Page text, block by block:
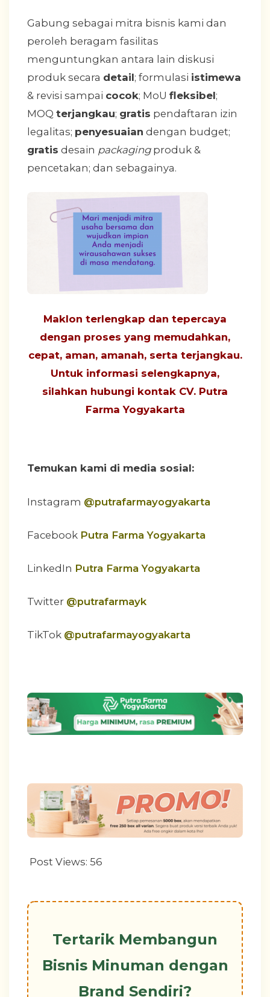
Gabung sebagai mitra bisnis kami dan
peroleh beragam fasilitas
menguntungkan antara lain diskusi
produk secara detail; formulasi istimewa
& revisi sampai cocok; MoU fleksibel;
MOQ terjangkau; gratis pendaftaran izin
legalitas; penyesuaian dengan budget;
gratis desain packagingproduk &
pencetakan; dan sebagainya.
Maklon terlengkap dan tepercaya
dengan proses yang memudahkan,
cepat, aman, amanah, serta terjangkau.
Untuk informasi selengkapnya,
silahkan hubungi kontak CV. Putra
Farma Yogyakarta
Temukan kami di media sosial:
Instagram @putrafarmayogyakarta
Facebook Putra Farma Yogyakarta
LinkedIn Putra Farma Yogyakarta
Twitter @putrafarmayk
TikTok @putrafarmayogyakarta
Post Views: 56
Tertarik Membangun
Bisnis Minuman dengan
Brand Sendiri?